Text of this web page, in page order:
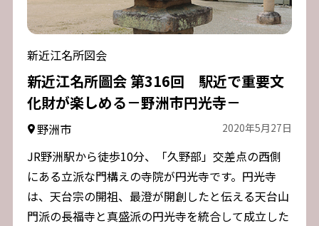
新近江名所図会
新近江名所圖会 第316回 駅近で重要文
化財が楽しめる－野洲市円光寺－
野洲市 2020年5月27日
JR野洲駅から徒歩10分、「久野部」交差点の西側
にある立派な門構えの寺院が円光寺です。円光寺
は、天台宗の開祖、最澄が開創したと伝える天台山
門派の長福寺と真盛派の円光寺を統合して成立した